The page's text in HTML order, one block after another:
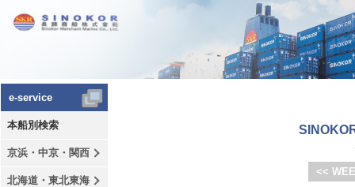
e-service
本船別検索
京浜・中京・関西
北海道・東北東海
<<